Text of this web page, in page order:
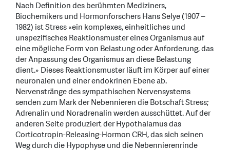
Nach Definition des berühmten Mediziners,
Biochemikers und Hormonforschers Hans Selye (1907 –
1982) ist Stress «ein komplexes, einheitliches und
unspezifisches Reaktionsmuster eines Organismus auf
eine mögliche Form von Belastung oder Anforderung, das
der Anpassung des Organismus an diese Belastung
dient.» Dieses Reaktionsmuster läuft im Körper auf einer
neuronalen und einer endokrinen Ebene ab.
Nervenstränge des sympathischen Nervensystems
senden zum Mark der Nebennieren die Botschaft Stress;
Adrenalin und Noradrenalin werden ausschüttet. Auf der
anderen Seite produziert der Hypothalamus das
Corticotropin-Releasing-Hormon CRH, das sich seinen
Weg durch die Hypophyse und die Nebennierenrinde